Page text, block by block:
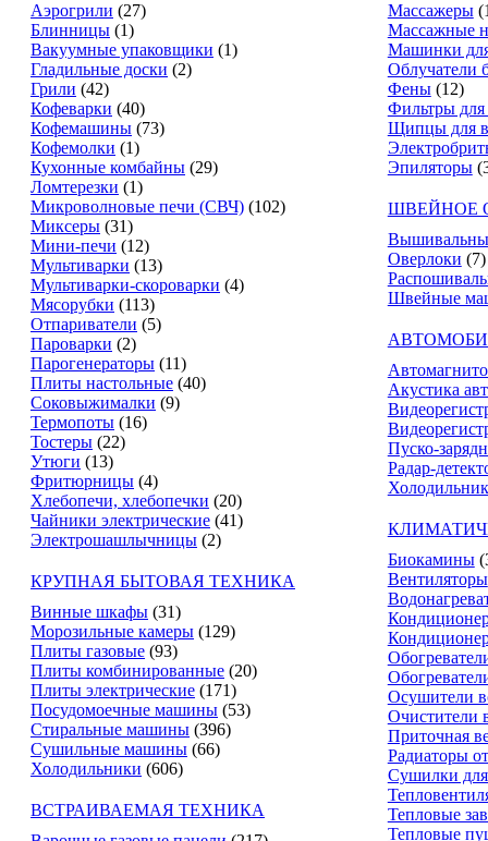
Аэрогрили (27)
Блинницы (1)
Вакуумные упаковщики (1)
Гладильные доски (2)
Грили (42)
Кофеварки (40)
Кофемашины (73)
Кофемолки (1)
Кухонные комбайны (29)
Ломтерезки (1)
Микроволновые печи (СВЧ) (102)
Миксеры (31)
Мини-печи (12)
Мультиварки (13)
Мультиварки-скороварки (4)
Мясорубки (113)
Отпариватели (5)
Пароварки (2)
Парогенераторы (11)
Плиты настольные (40)
Соковыжималки (9)
Термопоты (16)
Тостеры (22)
Утюги (13)
Фритюрницы (4)
Хлебопечи, хлебопечки (20)
Чайники электрические (41)
Электрошашлычницы (2)
КРУПНАЯ БЫТОВАЯ ТЕХНИКА
Винные шкафы (31)
Морозильные камеры (129)
Плиты газовые (93)
Плиты комбинированные (20)
Плиты электрические (171)
Посудомоечные машины (53)
Стиральные машины (396)
Сушильные машины (66)
Холодильники (606)
ВСТРАИВАЕМАЯ ТЕХНИКА
Массажеры
Массажные
Машинки
Облучатели
Фены (12)
Фильтры
Щипцы для
Эпиляторы
ШВЕЙНОЕ
Оверлоки (7)
Швейные
Акустика
Пуско-
Радар-
Биокамины
Вентиляторы
Осушители
Очистители
Приточная
Радиаторы
Сушилки
Тепловые
Тепловые